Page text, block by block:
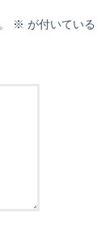
※ が付いている